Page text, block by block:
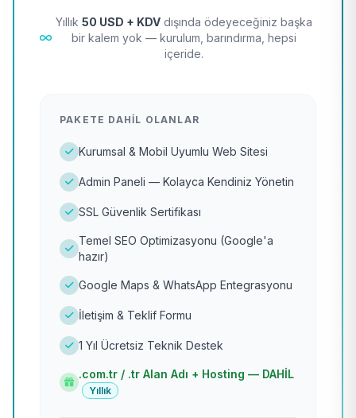
Yıllık 50 USD + KDV dışında ödeyeceğiniz başka
bir kalem yok — kurulum, barındırma, hepsi
içeride.
PAKETE DAHIL OLANLAR
Kurumsal & Mobil Uyumlu Web Sitesi
Admin Paneli — Kolayca Kendiniz Yönetin
SSL Güvenlik Sertifikası
Temel SEO Optimizasyonu (Google'a
hazır)
Google Maps & WhatsApp Entegrasyonu
İletişim & Teklif Formu
1 Yıl Ücretsiz Teknik Destek
.com.tr / .tr Alan Adı + Hosting — DAHİL
Yıllık